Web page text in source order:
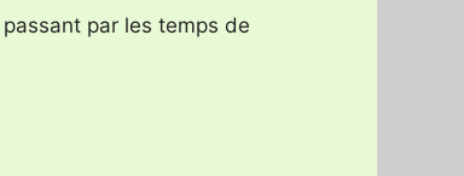
par les temps de